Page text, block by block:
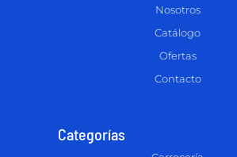
Nosotros
Catálogo
Ofertas
Contacto
Categorías